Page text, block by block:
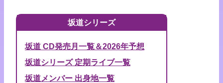
坂道シリーズ
坂道 CD発売月一覧＆2026年予想
坂道シリーズ 定期ライブ一覧
坂道メンバー 出身地一覧